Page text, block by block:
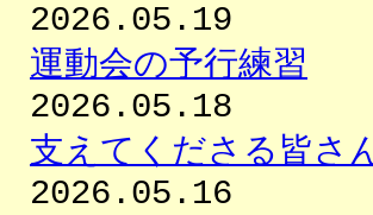
2026.05.19
運動会の予行練習
2026.05.18
支えてくださる皆さ
2026.05.16